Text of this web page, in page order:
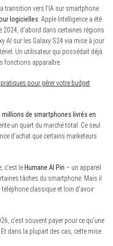
transition vers l’IA sur smartphone
logicielles . Apple Intelligence a été
d’abord dans certaines régions
AI sur les Galaxy S24 via mise à jour
Un utilisateur qui possédait déjà
fonctions apparaître.
pour gérer votre budget
millions de smartphones livrés en
un quart du marché total. Ce seul
d’achat que certains marketeurs
c’est le Humane AI Pin – un appareil
tâches du smartphone. Mais il
classique et loin d’avoir
c’est souvent payer pour ce qu’une
dans la plupart des cas, cette mise